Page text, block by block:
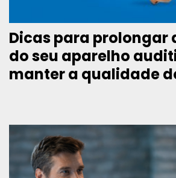
Dicas para prolongar
do seu aparelho
manter a qualidade